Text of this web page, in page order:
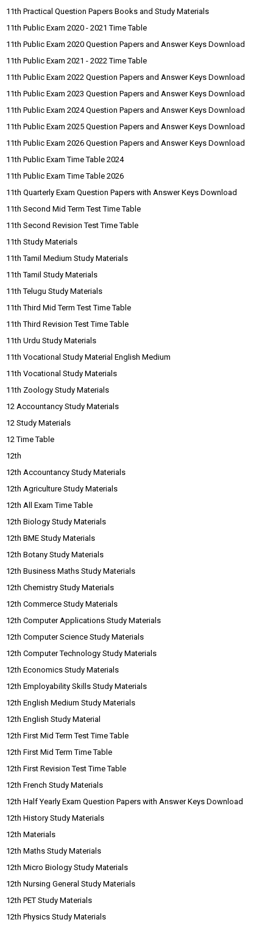
11th Practical Question Papers Books and Study Materials
11th Public Exam 2020 - 2021 Time Table
11th Public Exam 2020 Question Papers and Answer Keys Download
11th Public Exam 2021 - 2022 Time Table
11th Public Exam 2022 Question Papers and Answer Keys Download
11th Public Exam 2023 Question Papers and Answer Keys Download
11th Public Exam 2024 Question Papers and Answer Keys Download
11th Public Exam 2025 Question Papers and Answer Keys Download
11th Public Exam 2026 Question Papers and Answer Keys Download
11th Public Exam Time Table 2024
11th Public Exam Time Table 2026
11th Quarterly Exam Question Papers with Answer Keys Download
11th Second Mid Term Test Time Table
11th Second Revision Test Time Table
11th Study Materials
11th Tamil Medium Study Materials
11th Tamil Study Materials
11th Telugu Study Materials
11th Third Mid Term Test Time Table
11th Third Revision Test Time Table
11th Urdu Study Materials
11th Vocational Study Material English Medium
11th Vocational Study Materials
11th Zoology Study Materials
12 Accountancy Study Materials
12 Study Materials
12 Time Table
12th
12th Accountancy Study Materials
12th Agriculture Study Materials
12th All Exam Time Table
12th Biology Study Materials
12th BME Study Materials
12th Botany Study Materials
12th Business Maths Study Materials
12th Chemistry Study Materials
12th Commerce Study Materials
12th Computer Applications Study Materials
12th Computer Science Study Materials
12th Computer Technology Study Materials
12th Economics Study Materials
12th Employability Skills Study Materials
12th English Medium Study Materials
12th English Study Material
12th First Mid Term Test Time Table
12th First Mid Term Time Table
12th First Revision Test Time Table
12th French Study Materials
12th Half Yearly Exam Question Papers with Answer Keys Download
12th History Study Materials
12th Materials
12th Maths Study Materials
12th Micro Biology Study Materials
12th Nursing General Study Materials
12th PET Study Materials
12th Physics Study Materials